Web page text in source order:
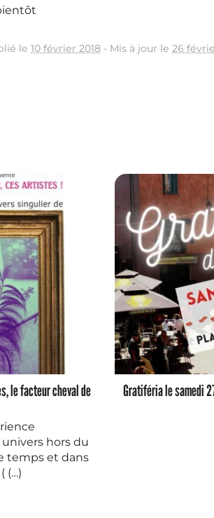
le 10 février 2018 - Mis à jour le 26
le facteur cheval de
hors du
temps et dans
(…)
Gratiféria le samedi